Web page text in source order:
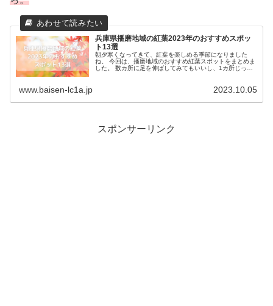
兵庫県播磨地域の紅葉2023年のおすすめスポッ
ト13選
朝夕寒くなってきて、紅葉を楽しめる季節になりました
ね。 今回は、播磨地域のおすすめ紅葉スポットをまとめま
した。 数カ所に足を伸ばしてみてもいいし、1カ所じっく
www.baisen-lc1a.jp 2023.10.05
スポンサーリンク